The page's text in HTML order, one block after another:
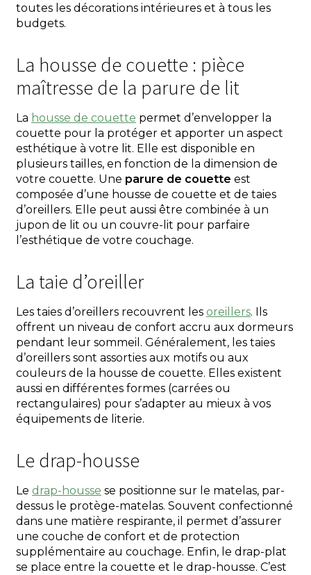
toutes les décorations intérieures et à tous les
budgets.
La housse de couette : pièce
maîtresse de la parure de lit
La housse de couette permet d’envelopper la
couette pour la protéger et apporter un aspect
esthétique à votre lit. Elle est disponible en
plusieurs tailles, en fonction de la dimension de
votre couette. Une parure de couette est
composée d’une housse de couette et de taies
d’oreillers. Elle peut aussi être combinée à un
jupon de lit ou un couvre-lit pour parfaire
l’esthétique de votre couchage.
La taie d’oreiller
Les taies d’oreillers recouvrent les oreillers. Ils
offrent un niveau de confort accru aux dormeurs
pendant leur sommeil. Généralement, les taies
d’oreillers sont assorties aux motifs ou aux
couleurs de la housse de couette. Elles existent
aussi en différentes formes (carrées ou
rectangulaires) pour s’adapter au mieux à vos
équipements de literie.
Le drap-housse
Le drap-housse se positionne sur le matelas, par-
dessus le protège-matelas. Souvent confectionné
dans une matière respirante, il permet d’assurer
une couche de confort et de protection
supplémentaire au couchage. Enfin, le drap-plat
se place entre la couette et le drap-housse. C’est